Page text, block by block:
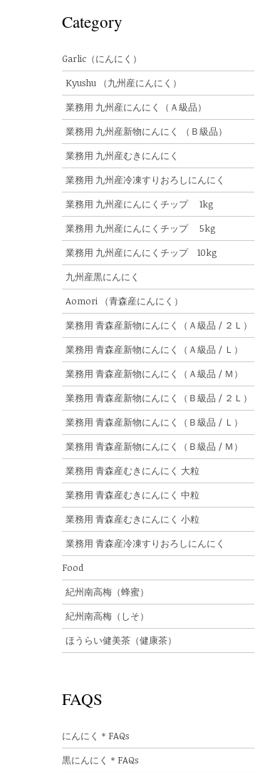
Category
Garlic（にんにく）
Kyushu （九州産にんにく）
業務用 九州産にんにく（Ａ級品）
業務用 九州産新物にんにく （Ｂ級品）
業務用 九州産むきにんにく
業務用 九州産冷凍すりおろしにんにく
業務用 九州産にんにくチップ 1kg
業務用 九州産にんにくチップ 5kg
業務用 九州産にんにくチップ 10kg
九州産黒にんにく
Aomori （青森産にんにく）
業務用 青森産新物にんにく（Ａ級品 / ２Ｌ）
業務用 青森産新物にんにく（Ａ級品 / Ｌ）
業務用 青森産新物にんにく（Ａ級品 / Ｍ）
業務用 青森産新物にんにく（Ｂ級品 / ２Ｌ）
業務用 青森産新物にんにく（Ｂ級品 / Ｌ）
業務用 青森産新物にんにく（Ｂ級品 / Ｍ）
業務用 青森産むきにんにく 大粒
業務用 青森産むきにんにく 中粒
業務用 青森産むきにんにく 小粒
業務用 青森産冷凍すりおろしにんにく
Food
紀州南高梅（蜂蜜）
紀州南高梅（しそ）
ほうらい健美茶（健康茶）
FAQS
にんにく＊FAQs
黒にんにく＊FAQs